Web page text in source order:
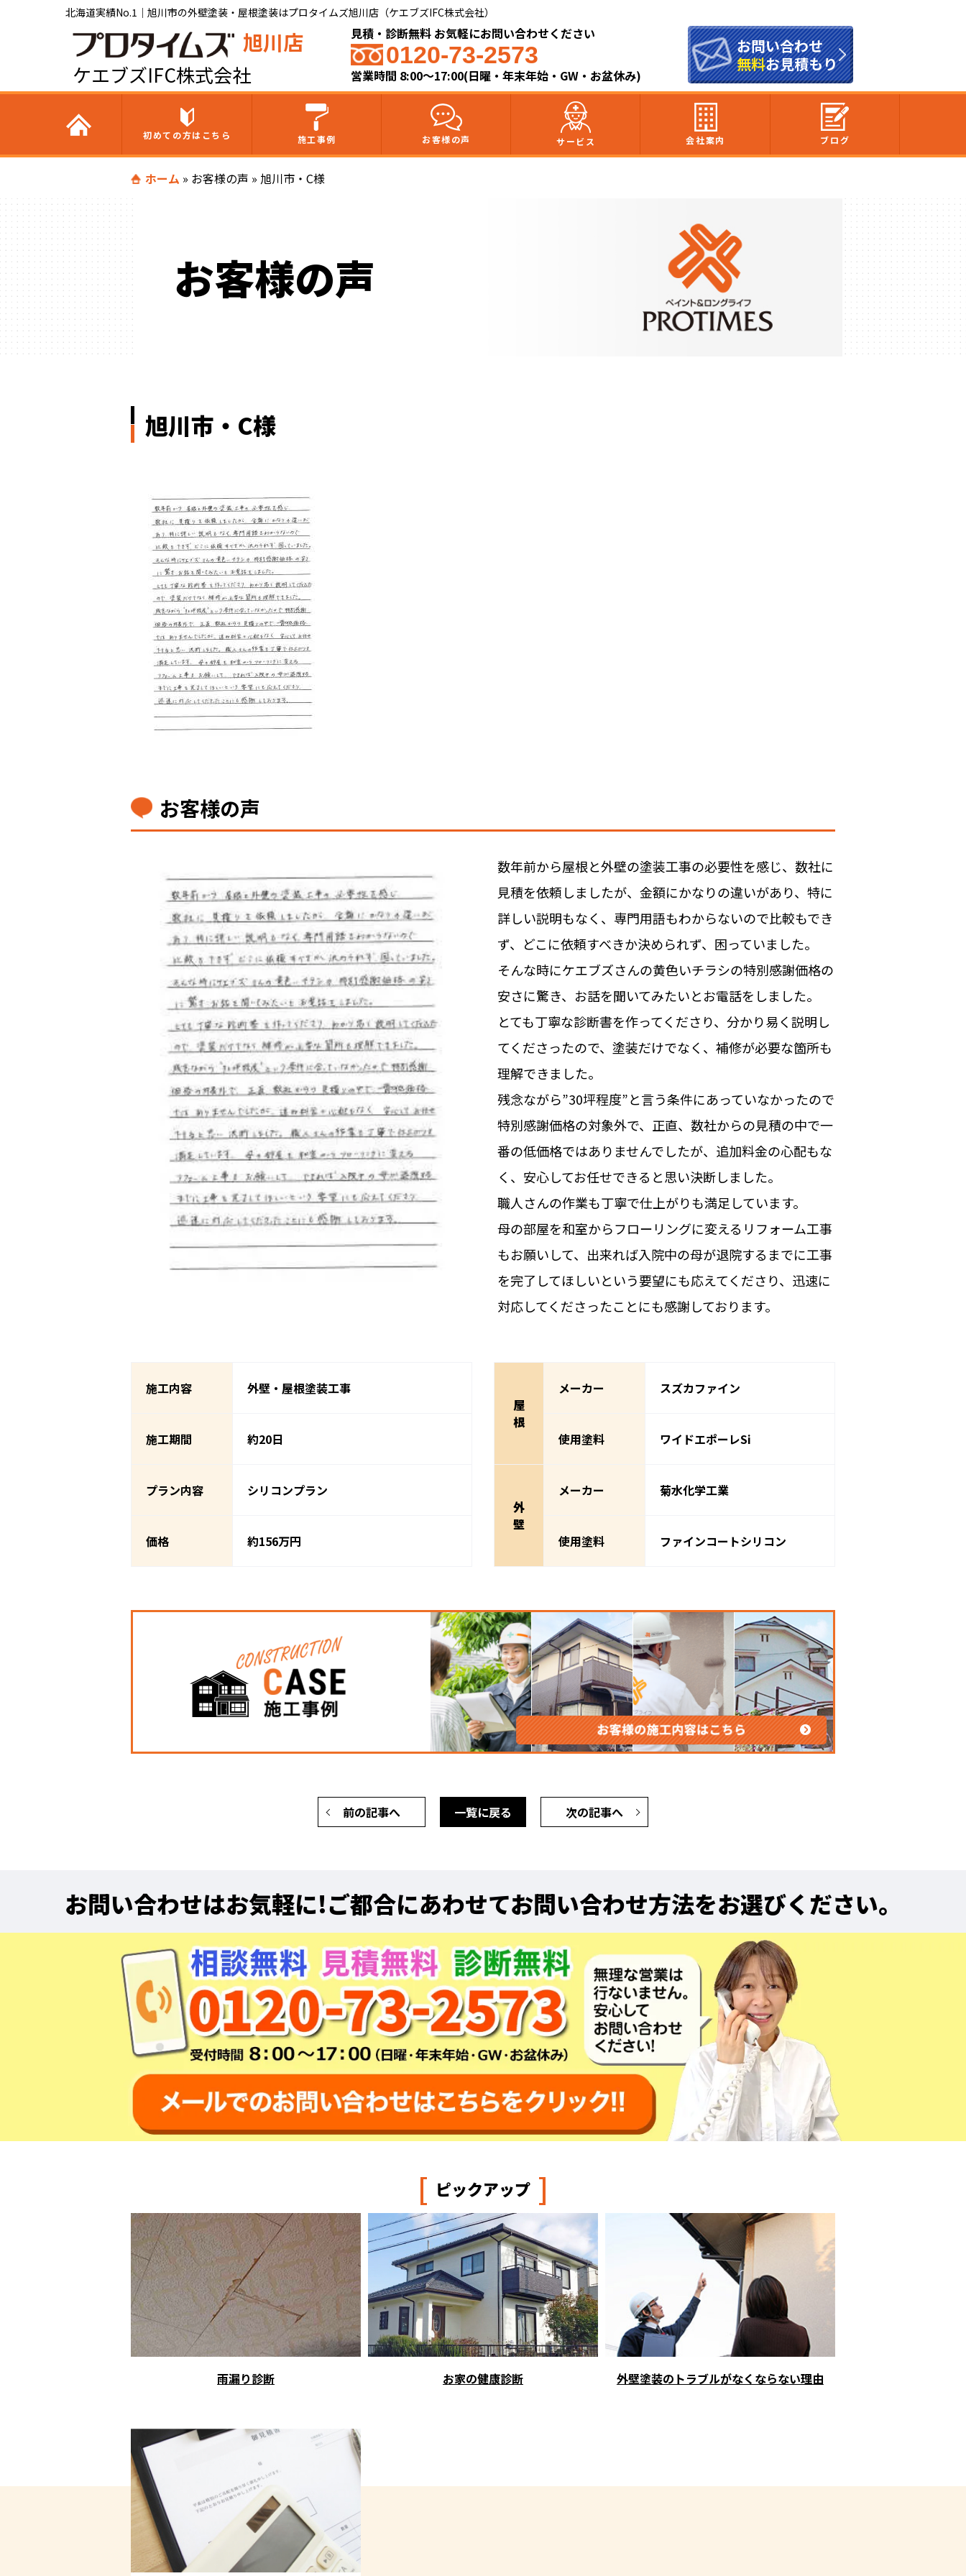
北海道実績No.1｜旭川市の外壁塗装・屋根塗装はプロタイムズ旭川店（ケエブズIFC株式会社）​
旭川店
ケエブズIFC株式会社
見積・診断無料 お気軽にお問い合わせください
0120-73-2573
営業時間 8:00～17:00(日曜・年末年始・GW・お盆休み)
お問い合わせ
無料お見積もり
初めての方はこちら 施工事例 お客様の声 サービス 会社案内 ブログ
ホーム » お客様の声 » 旭川市・C様
お客様の声
旭川市・C様
お客様の声
数年前から屋根と外壁の塗装工事の必要性を感じ、数社に
見積を依頼しましたが、金額にかなりの違いがあり、特に
詳しい説明もなく、専門用語もわからないので比較もでき
ず、どこに依頼すべきか決められず、困っていました。
そんな時にケエブズさんの黄色いチラシの特別感謝価格の
安さに驚き、お話を聞いてみたいとお電話をしました。
とても丁寧な診断書を作ってくださり、分かり易く説明し
てくださったので、塗装だけでなく、補修が必要な箇所も
理解できました。
残念ながら”30坪程度”と言う条件にあっていなかったので
特別感謝価格の対象外で、正直、数社からの見積の中で一
番の低価格ではありませんでしたが、追加料金の心配もな
く、安心してお任せできると思い決断しました。
職人さんの作業も丁寧で仕上がりも満足しています。
母の部屋を和室からフローリングに変えるリフォーム工事
もお願いして、出来れば入院中の母が退院するまでに工事
を完了してほしいという要望にも応えてくださり、迅速に
対応してくださったことにも感謝しております。
施工内容 外壁・屋根塗装工事
施工期間 約20日
プラン内容 シリコンプラン
価格 約156万円
屋
根
メーカー スズカファイン
使用塗料 ワイドエポーレSi
外
壁
メーカー 菊水化学工業
使用塗料 ファインコートシリコン
前の記事へ 次の記事へ
一覧に戻る
お問い合わせはお気軽に!ご都合にあわせてお問い合わせ方法をお選びください。
[ ピックアップ ]
雨漏り診断 お家の健康診断 外壁塗装のトラブルがなくならない理由